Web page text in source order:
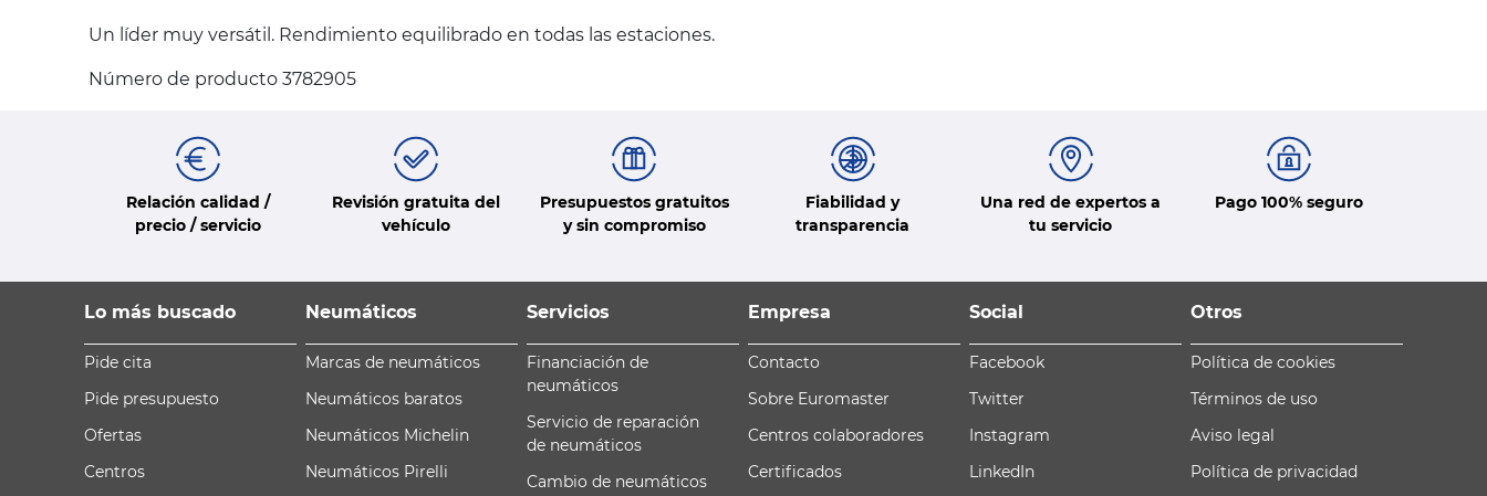
Un líder muy versátil. Rendimiento equilibrado en todas las estaciones.
Número de producto 3782905
Relación calidad /
precio / servicio
Revisión gratuita del
vehículo
Presupuestos gratuitos
y sin compromiso
Fiabilidad y
transparencia
Una red de expertos a
tu servicio
Pago 100% seguro
Lo más buscado
Pide cita
Pide presupuesto
Ofertas
Centros
Neumáticos
Marcas de neumáticos
Neumáticos baratos
Neumáticos Michelin
Neumáticos Pirelli
Servicios
Financiación de
neumáticos
Servicio de reparación
de neumáticos
Cambio de neumáticos
Empresa
Contacto
Sobre Euromaster
Centros colaboradores
Certificados
Social
Facebook
Twitter
Instagram
LinkedIn
Otros
Política de cookies
Términos de uso
Aviso legal
Política de privacidad